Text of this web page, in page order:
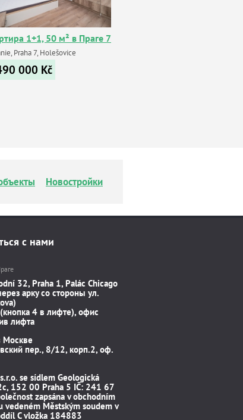
1+1, 50 м² в Праге 7
Praha 7, Holešovice
000 Kč
Новостройки
с нами
32, Praha 1, Palác Chicago
арку со стороны ул.
4 в лифте), офис
лифта
пер., 8/12, корп.2, оф.
se sídlem Geologická
152 00 Praha 5 IČ: 241 67
zapsána v obchodním
vedeném Městským soudem v
C vložka 184883